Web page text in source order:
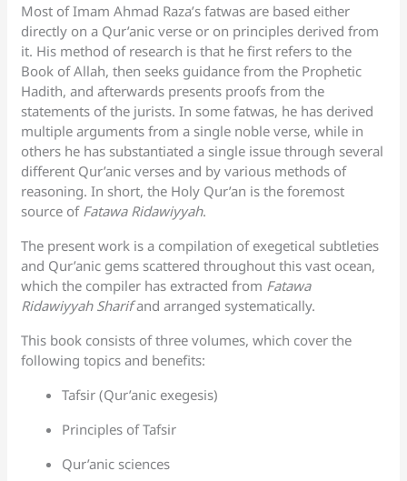
Most of Imam Ahmad Raza’s fatwas are based either
directly on a Qur’anic verse or on principles derived from
it. His method of research is that he first refers to the
Book of Allah, then seeks guidance from the Prophetic
Hadith, and afterwards presents proofs from the
statements of the jurists. In some fatwas, he has derived
multiple arguments from a single noble verse, while in
others he has substantiated a single issue through several
different Qur’anic verses and by various methods of
reasoning. In short, the Holy Qur’an is the foremost
source of Fatawa Ridawiyyah.
The present work is a compilation of exegetical subtleties
and Qur’anic gems scattered throughout this vast ocean,
which the compiler has extracted from Fatawa
Ridawiyyah Sharifand arranged systematically.
This book consists of three volumes, which cover the
following topics and benefits:
Tafsir (Qur’anic exegesis)
Principles of Tafsir
Qur’anic sciences